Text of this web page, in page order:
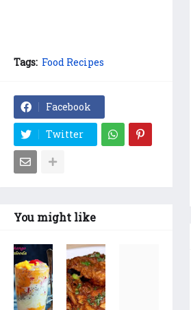
Tags: Food Recipes
Facebook
Twitter
You might like